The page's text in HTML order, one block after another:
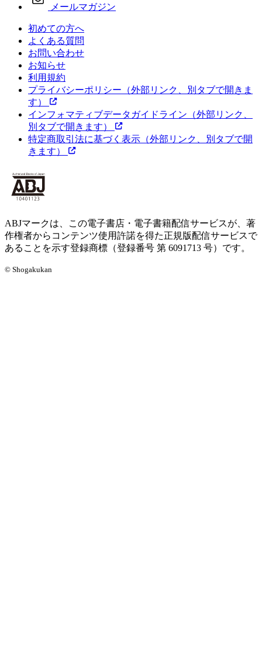
メールマガジン
初めての方へ
よくある質問
お問い合わせ
お知らせ
利用規約
プライバシーポリシー （外部リンク、別タブで開きま
す）
インフォマティブデータガイドライン （外部リンク、
別タブで開きます）
特定商取引法に基づく表示 （外部リンク、別タブで開
きます）
ABJマークは、この電子書店・電子書籍配信サービスが、著
作権者からコンテンツ使用許諾を得た正規版配信サービスで
あることを示す登録商標（登録番号 第 6091713 号）です。
© Shogakukan